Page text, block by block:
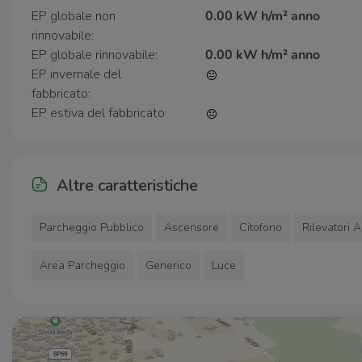
EP globale non
rinnovabile:
0.00 kW h/m² anno
EP globale rinnovabile:
0.00 kW h/m² anno
EP invernale del
fabbricato:
EP estiva del fabbricato:
Altre caratteristiche
Parcheggio Pubblico Ascensore Citofono Rilevatori
Area Parcheggio Generico Luce